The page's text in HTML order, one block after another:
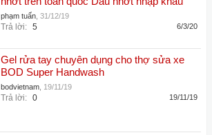
phạm tuấn 31/12/19
Trả lời: 5 6/3/20
Gel rửa tay chuyên dụng cho thợ sửa xe
BOD Super Handwash
bodvietnam 19/11/19
Trả lời: 0 19/11/19